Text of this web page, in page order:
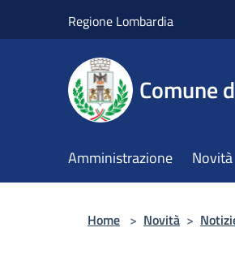
Regione Lombardia
Comune
Amministrazione Novità
Home > Novità >